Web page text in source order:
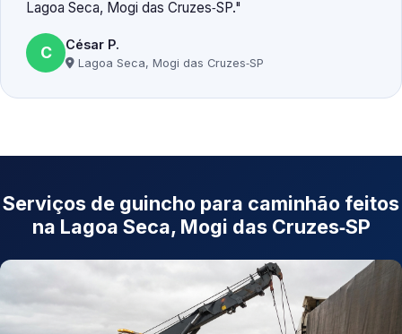
Lagoa Seca, Mogi das Cruzes‑SP.
C César P.
Lagoa Seca, Mogi das Cruzes‑SP
Serviços de guincho para caminhão feitos
na Lagoa Seca, Mogi das Cruzes‑SP